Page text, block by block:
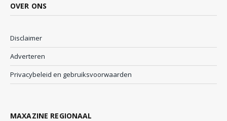
OVER ONS
Disclaimer
Adverteren
Privacybeleid en gebruiksvoorwaarden
MAXAZINE REGIONAAL